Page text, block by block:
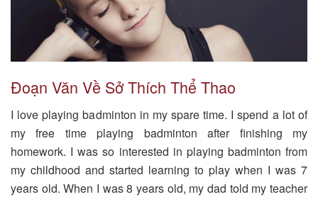
Đoạn Văn Về Sở Thích Thể Thao
I love playing badminton in my spare time. I spend a lot of
my free time playing badminton after finishing my
homework. I was so interested in playing badminton from
my childhood and started learning to play when I was 7
years old. When I was 8 years old, my dad told my teacher